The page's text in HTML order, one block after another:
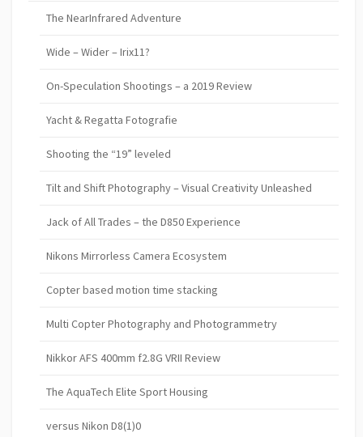
The NearInfrared Adventure
Wide – Wider – Irix11?
On-Speculation Shootings – a 2019 Review
Yacht & Regatta Fotografie
Shooting the “19” leveled
Tilt and Shift Photography – Visual Creativity Unleashed
Jack of All Trades – the D850 Experience
Nikons Mirrorless Camera Ecosystem
Copter based motion time stacking
Multi Copter Photography and Photogrammetry
Nikkor AFS 400mm f2.8G VRII Review
The AquaTech Elite Sport Housing
versus Nikon D8(1)0